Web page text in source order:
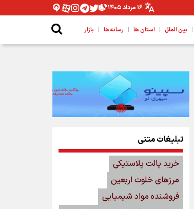
۱۶ مرداد ۱۴۰۵
| بین الملل | استان ها | رسانه ها | بازار
تبلیغات متنی
خرید پالت پلاستیکی
مرزهای خلوت اربعین
فروشنده مواد شیمیایی